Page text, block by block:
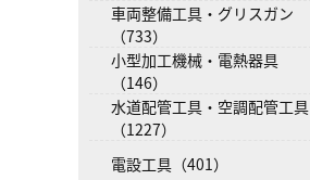
車両整備工具・グリスガン
（733）
小型加工機械・電熱器具
（146）
水道配管工具・空調配管工具
（1227）
電設工具（401）